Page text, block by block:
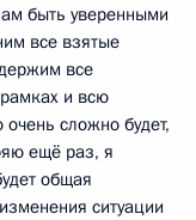
быть уверенными
все взятые
все
и всю
очень сложно будет,
ещё раз, я
общая
ситуации